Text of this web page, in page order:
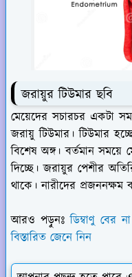
জরায়ুর টিউমার ছবি
মেয়েদের সচারচর একটা
জরায়ু টিউমার। টিউমার
বিশেষ অঙ্গ। বর্তমান সময়ে
দিচ্ছে। জরায়ুর পেশীর
থাকে। নারীদের প্রজননক্ষম
আরও পড়ুনঃডিম্বাণু বের
বিস্তারিত জেনে নিন